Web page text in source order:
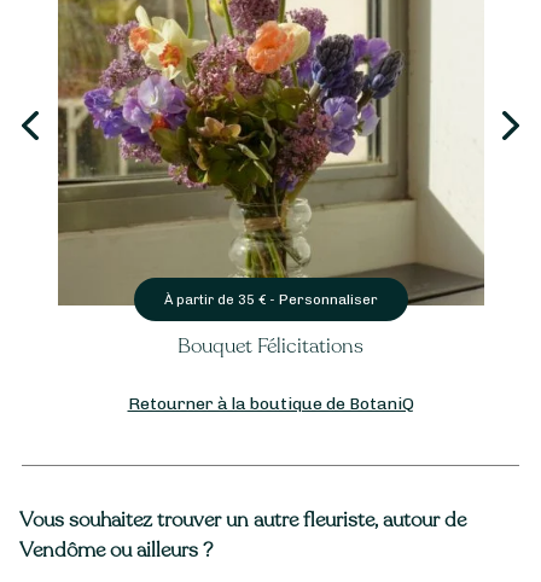
À partir de 35 € - Personnaliser
Bouquet Félicitations
Retourner à la boutique de BotaniQ
Vous souhaitez trouver un autre fleuriste, autour de
Vendôme ou ailleurs ?